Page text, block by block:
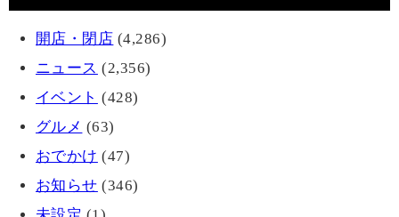
開店・閉店 (4,286)
ニュース (2,356)
イベント (428)
グルメ (63)
おでかけ (47)
お知らせ (346)